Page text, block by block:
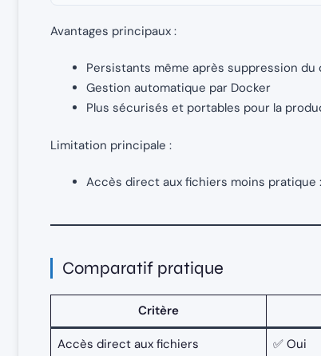
Avantages principaux :
Persistants même après suppression
Gestion automatique par Docker
Plus sécurisés et portables pour la
Limitation principale :
Accès direct aux fichiers moins pratique
Comparatif pratique
Critère
Accès direct aux fichiers ✅ Oui